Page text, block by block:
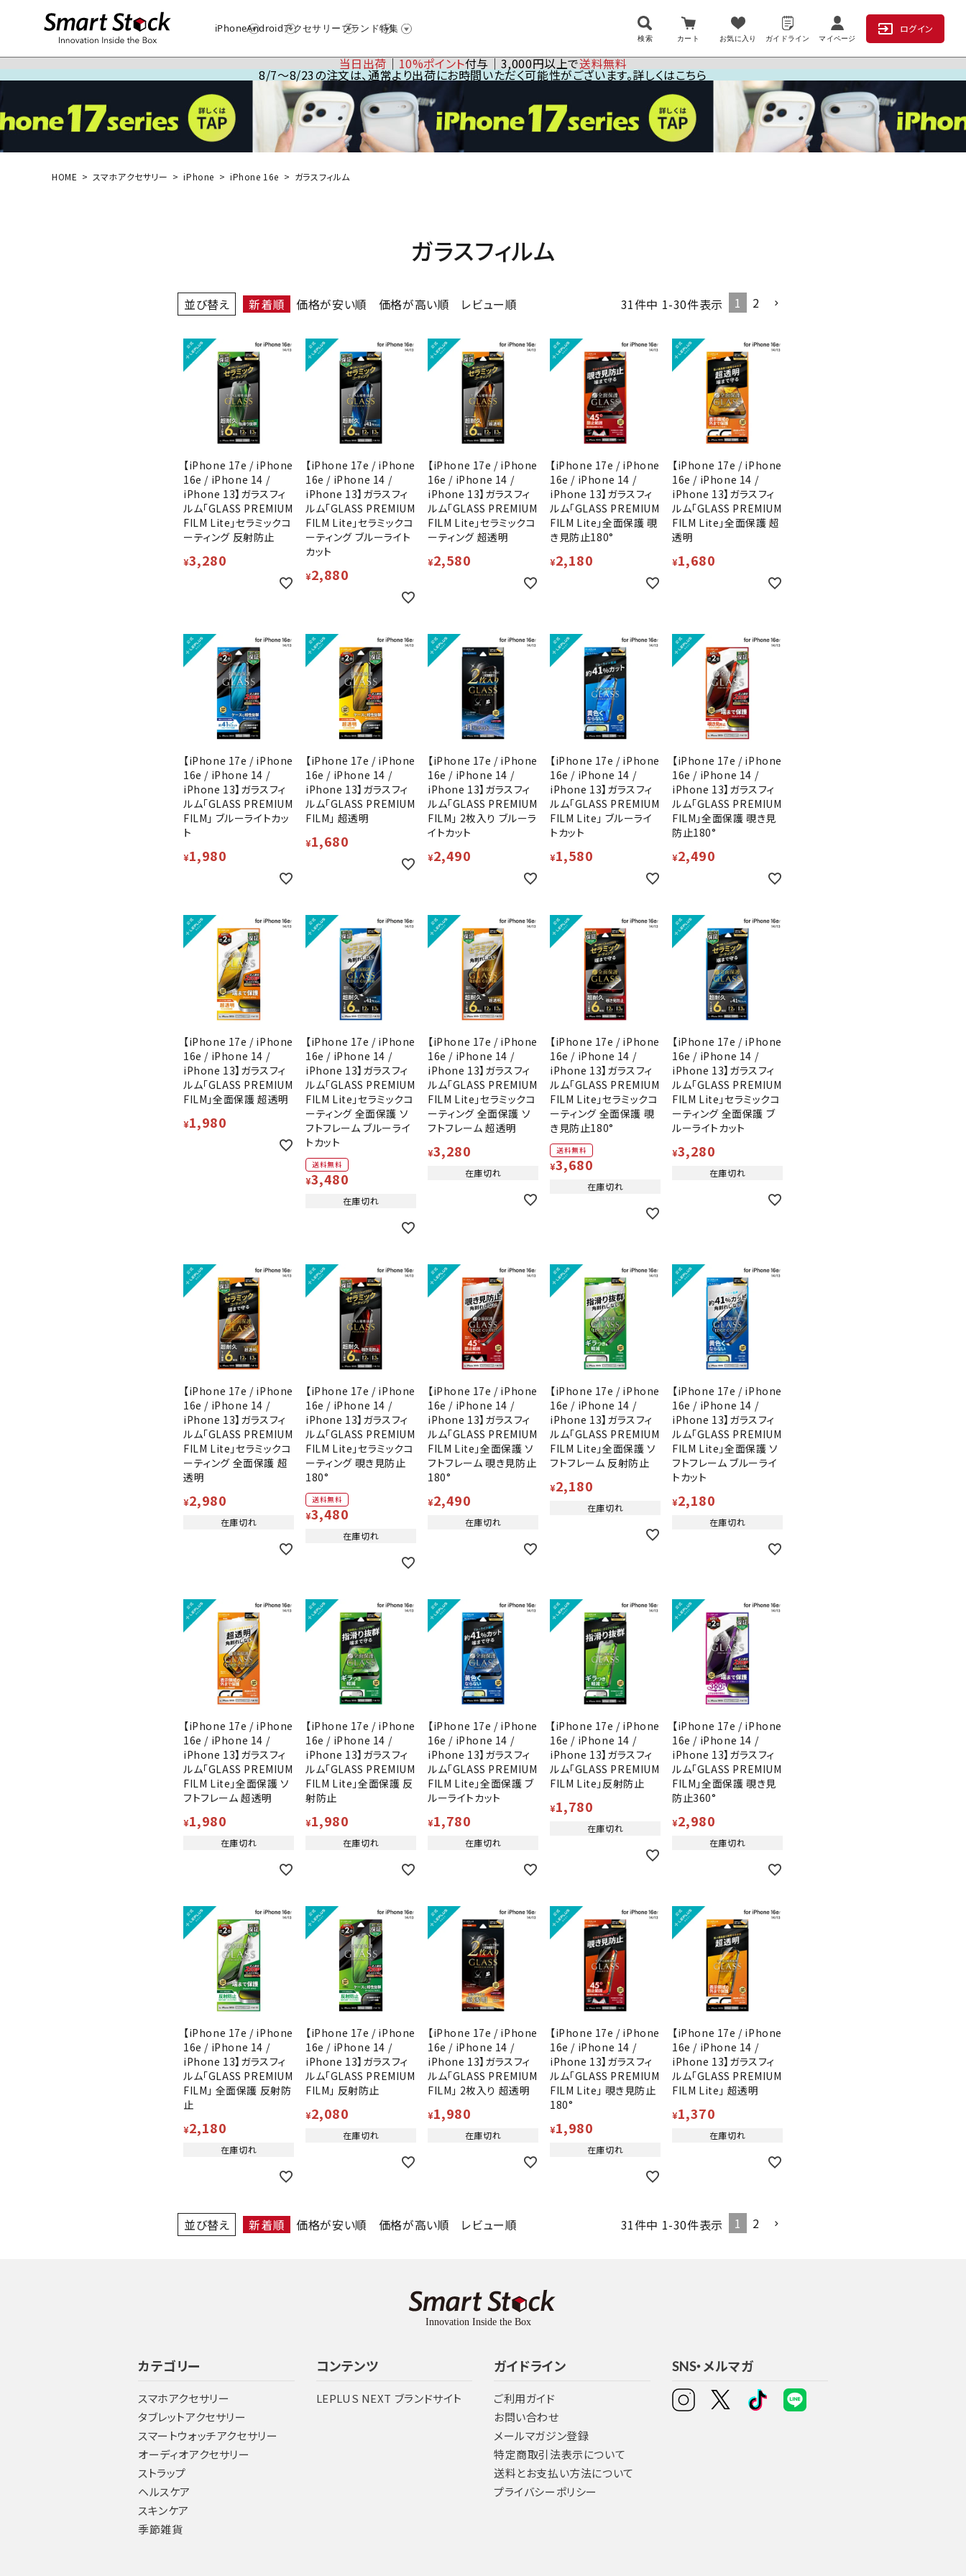
iPhoneAndroidアクセサリーブランド特集
検索 カート お気に入り ガイドライン マイページ
ログイン
当日出荷│10%ポイント付与│3,000円以上で送料無料
8/7～8/23の注文は、通常より出荷にお時間いただく可能性がございます。詳しくはこちら
HOME スマホアクセサリー iPhone iPhone 16e ガラスフィルム
ガラスフィルム
並び替え 新着順 価格が安い順 価格が高い順 レビュー順 31件中 1-30件表示 1 2
【iPhone 17e / iPhone
16e / iPhone 14 /
iPhone 13】ガラスフィ
ルム「GLASS PREMIUM
FILM Lite」セラミックコ
ーティング 反射防止
¥3,280
【iPhone 17e / iPhone
16e / iPhone 14 /
iPhone 13】ガラスフィ
ルム「GLASS PREMIUM
FILM Lite」セラミックコ
ーティング ブルーライト
カット
¥2,880
【iPhone 17e / iPhone
16e / iPhone 14 /
iPhone 13】ガラスフィ
ルム「GLASS PREMIUM
FILM Lite」セラミックコ
ーティング 超透明
¥2,580
【iPhone 17e / iPhone
16e / iPhone 14 /
iPhone 13】ガラスフィ
ルム「GLASS PREMIUM
FILM Lite」全面保護 覗
き見防止180°
¥2,180
【iPhone 17e / iPhone
16e / iPhone 14 /
iPhone 13】ガラスフィ
ルム「GLASS PREMIUM
FILM Lite」全面保護 超
透明
¥1,680
【iPhone 17e / iPhone
16e / iPhone 14 /
iPhone 13】ガラスフィ
ルム「GLASS PREMIUM
FILM」 ブルーライトカッ
ト
¥1,980
【iPhone 17e / iPhone
16e / iPhone 14 /
iPhone 13】ガラスフィ
ルム「GLASS PREMIUM
FILM」 超透明
¥1,680
【iPhone 17e / iPhone
16e / iPhone 14 /
iPhone 13】ガラスフィ
ルム「GLASS PREMIUM
FILM」 2枚入り ブルーラ
イトカット
¥2,490
【iPhone 17e / iPhone
16e / iPhone 14 /
iPhone 13】ガラスフィ
ルム「GLASS PREMIUM
FILM Lite」 ブルーライ
トカット
¥1,580
【iPhone 17e / iPhone
16e / iPhone 14 /
iPhone 13】ガラスフィ
ルム「GLASS PREMIUM
FILM」全面保護 覗き見
防止180°
¥2,490
【iPhone 17e / iPhone
16e / iPhone 14 /
iPhone 13】ガラスフィ
ルム「GLASS PREMIUM
FILM」全面保護 超透明
¥1,980
【iPhone 17e / iPhone
16e / iPhone 14 /
iPhone 13】ガラスフィ
ルム「GLASS PREMIUM
FILM Lite」セラミックコ
ーティング 全面保護 ソ
フトフレーム ブルーライ
トカット
送料無料
¥3,480
在庫切れ
【iPhone 17e / iPhone
16e / iPhone 14 /
iPhone 13】ガラスフィ
ルム「GLASS PREMIUM
FILM Lite」セラミックコ
ーティング 全面保護 ソ
フトフレーム 超透明
¥3,280
在庫切れ
【iPhone 17e / iPhone
16e / iPhone 14 /
iPhone 13】ガラスフィ
ルム「GLASS PREMIUM
FILM Lite」セラミックコ
ーティング 全面保護 覗
き見防止180°
送料無料
¥3,680
在庫切れ
【iPhone 17e / iPhone
16e / iPhone 14 /
iPhone 13】ガラスフィ
ルム「GLASS PREMIUM
FILM Lite」セラミックコ
ーティング 全面保護 ブ
ルーライトカット
¥3,280
在庫切れ
【iPhone 17e / iPhone
16e / iPhone 14 /
iPhone 13】ガラスフィ
ルム「GLASS PREMIUM
FILM Lite」セラミックコ
ーティング 全面保護 超
透明
¥2,980
在庫切れ
【iPhone 17e / iPhone
16e / iPhone 14 /
iPhone 13】ガラスフィ
ルム「GLASS PREMIUM
FILM Lite」セラミックコ
ーティング 覗き見防止
180°
送料無料
¥3,480
在庫切れ
【iPhone 17e / iPhone
16e / iPhone 14 /
iPhone 13】ガラスフィ
ルム「GLASS PREMIUM
FILM Lite」全面保護 ソ
フトフレーム 覗き見防止
180°
¥2,490
在庫切れ
【iPhone 17e / iPhone
16e / iPhone 14 /
iPhone 13】ガラスフィ
ルム「GLASS PREMIUM
FILM Lite」全面保護 ソ
フトフレーム 反射防止
¥2,180
在庫切れ
【iPhone 17e / iPhone
16e / iPhone 14 /
iPhone 13】ガラスフィ
ルム「GLASS PREMIUM
FILM Lite」全面保護 ソ
フトフレーム ブルーライ
トカット
¥2,180
在庫切れ
【iPhone 17e / iPhone
16e / iPhone 14 /
iPhone 13】ガラスフィ
ルム「GLASS PREMIUM
FILM Lite」全面保護 ソ
フトフレーム 超透明
¥1,980
在庫切れ
【iPhone 17e / iPhone
16e / iPhone 14 /
iPhone 13】ガラスフィ
ルム「GLASS PREMIUM
FILM Lite」全面保護 反
射防止
¥1,980
在庫切れ
【iPhone 17e / iPhone
16e / iPhone 14 /
iPhone 13】ガラスフィ
ルム「GLASS PREMIUM
FILM Lite」全面保護 ブ
ルーライトカット
¥1,780
在庫切れ
【iPhone 17e / iPhone
16e / iPhone 14 /
iPhone 13】ガラスフィ
ルム「GLASS PREMIUM
FILM Lite」反射防止
¥1,780
在庫切れ
【iPhone 17e / iPhone
16e / iPhone 14 /
iPhone 13】ガラスフィ
ルム「GLASS PREMIUM
FILM」全面保護 覗き見
防止360°
¥2,980
在庫切れ
【iPhone 17e / iPhone
16e / iPhone 14 /
iPhone 13】ガラスフィ
ルム「GLASS PREMIUM
FILM」 全面保護 反射防
止
¥2,180
在庫切れ
【iPhone 17e / iPhone
16e / iPhone 14 /
iPhone 13】ガラスフィ
ルム「GLASS PREMIUM
FILM」 反射防止
¥2,080
在庫切れ
【iPhone 17e / iPhone
16e / iPhone 14 /
iPhone 13】ガラスフィ
ルム「GLASS PREMIUM
FILM」 2枚入り 超透明
¥1,980
在庫切れ
【iPhone 17e / iPhone
16e / iPhone 14 /
iPhone 13】ガラスフィ
ルム「GLASS PREMIUM
FILM Lite」 覗き見防止
180°
¥1,980
在庫切れ
【iPhone 17e / iPhone
16e / iPhone 14 /
iPhone 13】ガラスフィ
ルム「GLASS PREMIUM
FILM Lite」 超透明
¥1,370
在庫切れ
並び替え 新着順 価格が安い順 価格が高い順 レビュー順 31件中 1-30件表示 1 2
カテゴリー
スマホアクセサリー
タブレットアクセサリー
スマートウォッチアクセサリー
オーディオアクセサリー
ストラップ
ヘルスケア
スキンケア
季節雑貨
コンテンツ
LEPLUS NEXT ブランドサイト
ガイドライン
ご利用ガイド
お問い合わせ
メールマガジン登録
特定商取引法表示について
送料とお支払い方法について
プライバシーポリシー
SNS・メルマガ